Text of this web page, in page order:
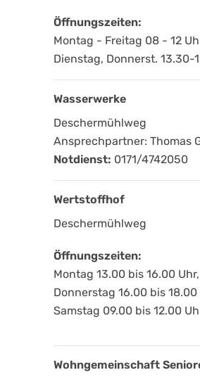
Öffnungszeiten:
Montag - Freitag 08 - 12
Dienstag, Donnerst. 13.30-
Wasserwerke
Deschermühlweg
Ansprechpartner: Thomas
Notdienst: 0171/4742050
Wertstoffhof
Deschermühlweg
Öffnungszeiten:
Montag 13.00 bis 16.00 Uhr,
Donnerstag 16.00 bis 18.00
Samstag 09.00 bis 12.00
Wohngemeinschaft